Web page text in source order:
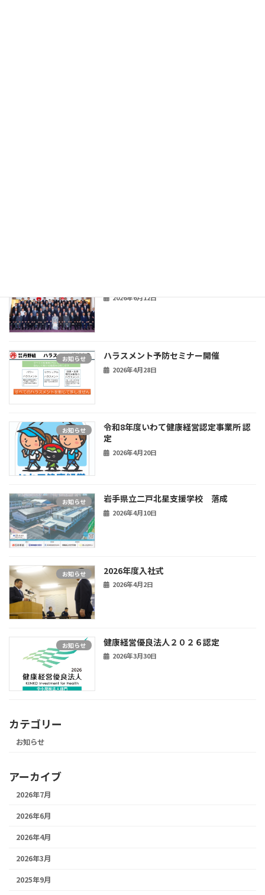
2026年6月12日
お知らせ ハラスメント予防セミナー開催
2026年4月28日
お知らせ
令和8年度いわて健康経営認定事業所 認
定
2026年4月20日
お知らせ 岩手県立二戸北星支援学校 落成
2026年4月10日
お知らせ 2026年度入社式
2026年4月2日
お知らせ 健康経営優良法人２０２６認定
2026年3月30日
カテゴリー
お知らせ
アーカイブ
2026年7月
2026年6月
2026年4月
2026年3月
2025年9月